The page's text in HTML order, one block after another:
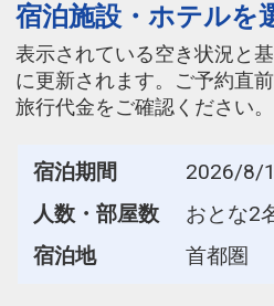
宿泊施設・ホテルを
表示されている空き状況と
に更新されます。ご予約直
旅行代金をご確認ください。
宿泊期間
2026/8/
人数・部屋数
おとな2
宿泊地
首都圏